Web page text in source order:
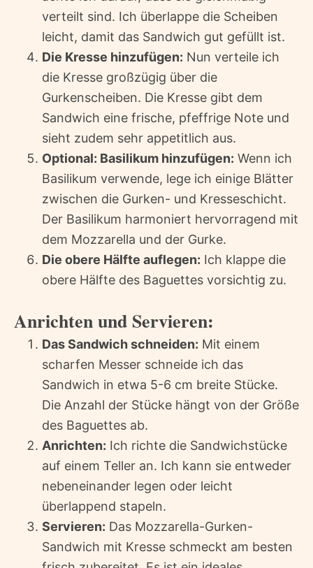
verteilt sind. Ich überlappe die Scheiben
leicht, damit das Sandwich gut gefüllt ist.
Die Kresse hinzufügen: Nun verteile ich
die Kresse großzügig über die
Gurkenscheiben. Die Kresse gibt dem
Sandwich eine frische, pfeffrige Note und
sieht zudem sehr appetitlich aus.
Optional: Basilikum hinzufügen: Wenn ich
Basilikum verwende, lege ich einige Blätter
zwischen die Gurken- und Kresseschicht.
Der Basilikum harmoniert hervorragend mit
dem Mozzarella und der Gurke.
Die obere Hälfte auflegen: Ich klappe die
obere Hälfte des Baguettes vorsichtig zu.
Anrichten und Servieren:
Das Sandwich schneiden: Mit einem
scharfen Messer schneide ich das
Sandwich in etwa 5-6 cm breite Stücke.
Die Anzahl der Stücke hängt von der Größe
des Baguettes ab.
Anrichten: Ich richte die Sandwichstücke
auf einem Teller an. Ich kann sie entweder
nebeneinander legen oder leicht
überlappend stapeln.
Servieren: Das Mozzarella-Gurken-
Sandwich mit Kresse schmeckt am besten